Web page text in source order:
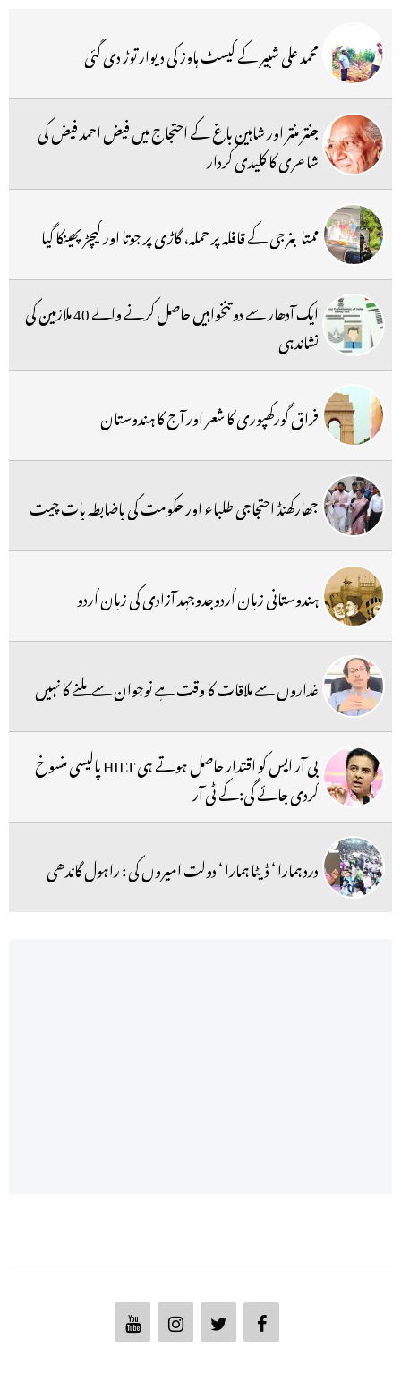
محمد علی شبیر کے گیسٹ ہاوز کی دیوار توڑ دی گئی
جنتر منتر اور شاہین باغ کے احتجاج میں فیض احمد فیض کی
شاعری کا کلیدی کردار
ممتا بنرجی کے قافلہ پر حملہ، گاڑی پر جوتا اور کیچڑ پھینکا گیا
ایک آدھار سے دو تنخواہیں حاصل کرنے والے 40 ملازمین کی
نشاندہی
فراق گورکھپوری کا شعر اور آج کا ہندوستان
جھارکھنڈ احتجاجی طلباء اور حکومت کی باضابطہ بات چیت
ہندوستانی زبان اُردوجدوجہد آزادی کی زبان اُردو
غداروں سے ملاقات کا وقت ہے نوجوان سے ملنے کا نہیں
بی آر ایس کو اقتدار حاصل ہوتے ہی HILT پالیسی منسوخ
کردی جائے گی:کے ٹی آر
درد ہمارا ‘ ڈیٹا ہمارا ‘ دولت امیروں کی : راہول گاندھی